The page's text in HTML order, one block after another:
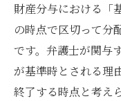
財産分与における「
の時点で区切って分
です。弁護士が関与
が基準時とされる理
終了する時点と考え